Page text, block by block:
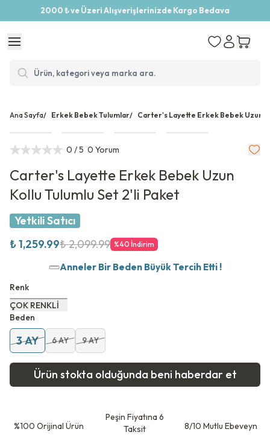
2000 ₺ ve Üzeri Alışverişlerinizde Kargo Bedava
Ana Sayfa/ Erkek Bebek Tulumlar/ Carter's Layette Erkek Bebek Uzun
0 / 5 0 Yorum
Carter's Layette Erkek Bebek Uzun
Kollu Tulumlu Set 2'li Paket
Yetkili Satıcı
₺ 1,259.99₺ 2,099.99 %40 İndirim
Anneler Bir Beden Büyük Tercih Etti !
Renk
ÇOK RENKLİ
Beden
3 AY 6 AY 9 AY
Ürün stokta olduğunda beni haberdar et
⁠%100 Orijinal Ürün
Peşin Fiyatına 6
Taksit
8/10 Mutlu Ebeveyn